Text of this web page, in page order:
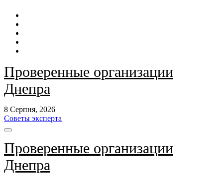
Перейти
контенту
Проверенные организации
Днепра
8 Серпня, 2026
Советы эксперта
Проверенные организации
Днепра